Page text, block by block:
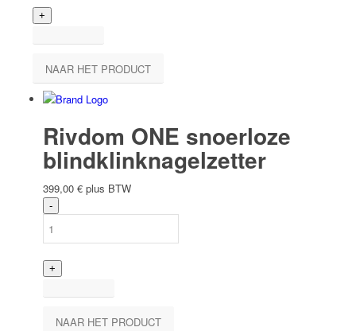
NAAR HET PRODUCT
Rivdom ONE snoerloze
blindklinknagelzetter
399,00 € plus BTW
NAAR HET PRODUCT